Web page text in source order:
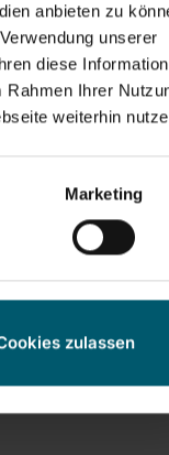
anbieten zu
unserer
diese
Rahmen Ihrer
weiterhin
Marketing
zulassen